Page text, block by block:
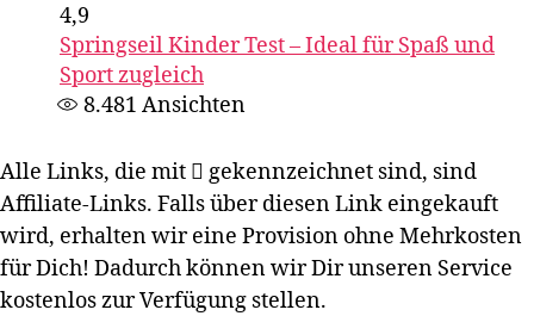
4,9
Springseil Kinder Test – Ideal für Spaß und
Sport zugleich
8.481 Ansichten
Alle Links, die mit
gekennzeichnet sind, sind
Affiliate-Links. Falls über diesen Link eingekauft
wird, erhalten wir eine Provision ohne Mehrkosten
für Dich! Dadurch können wir Dir unseren Service
kostenlos zur Verfügung stellen.